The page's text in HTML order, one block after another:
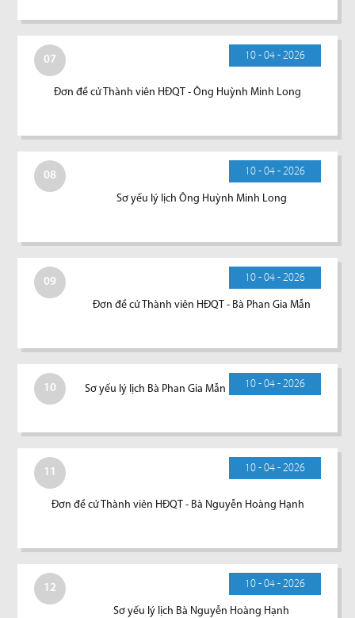
07 10 - 04 - 2026
Đơn đề cử Thành viên HĐQT - Ông Huỳnh Minh Long
08 10 - 04 - 2026
Sơ yếu lý lịch Ông Huỳnh Minh Long
09 10 - 04 - 2026
Đơn đề cử Thành viên HĐQT - Bà Phan Gia Mẫn
10 10 - 04 - 2026
Sơ yếu lý lịch Bà Phan Gia Mẫn
11 10 - 04 - 2026
Đơn đề cử Thành viên HĐQT - Bà Nguyễn Hoàng Hạnh
12 10 - 04 - 2026
Sơ yếu lý lịch Bà Nguyễn Hoàng Hạnh